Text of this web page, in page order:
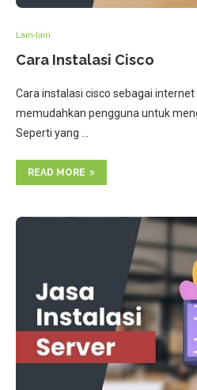
Lain-lain
Cara Instalasi Cisco
Cara instalasi cisco sebagai
memudahkan pengguna untuk
Seperti yang …
READ MORE